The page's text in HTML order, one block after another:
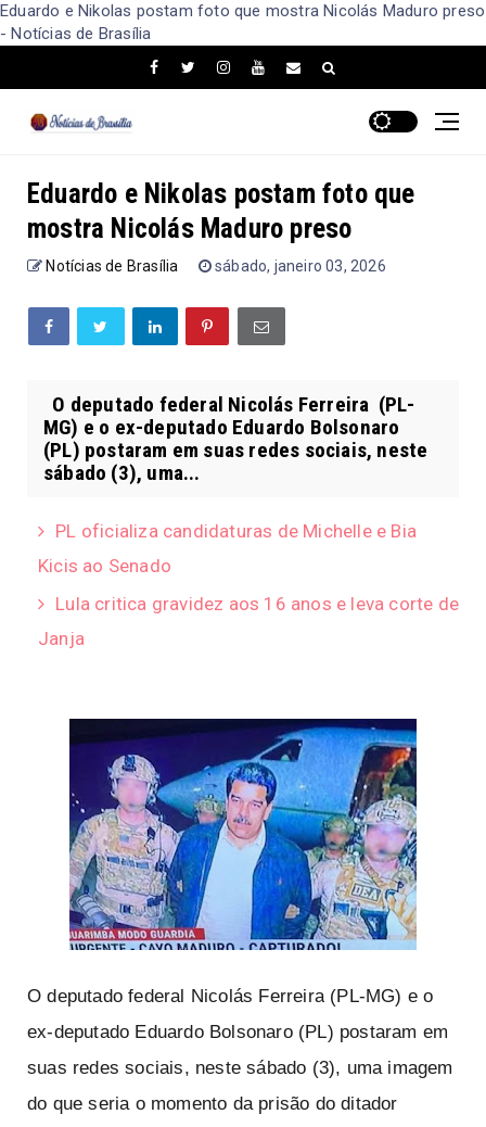
Eduardo e Nikolas postam foto que mostra Nicolás Maduro preso
- Notícias de Brasília
Eduardo e Nikolas postam foto que
mostra Nicolás Maduro preso
Notícias de Brasília sábado, janeiro 03, 2026
O deputado federal Nicolás Ferreira (PL-
MG) e o ex-deputado Eduardo Bolsonaro
(PL) postaram em suas redes sociais, neste
sábado (3), uma...
PL oficializa candidaturas de Michelle e Bia
Kicis ao Senado
Lula critica gravidez aos 16 anos e leva corte de
Janja
O deputado federal Nicolás Ferreira (PL-MG) e o
ex-deputado Eduardo Bolsonaro (PL) postaram em
suas redes sociais, neste sábado (3), uma imagem
do que seria o momento da prisão do ditador